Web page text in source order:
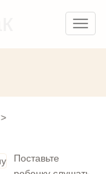
>
Поставьте